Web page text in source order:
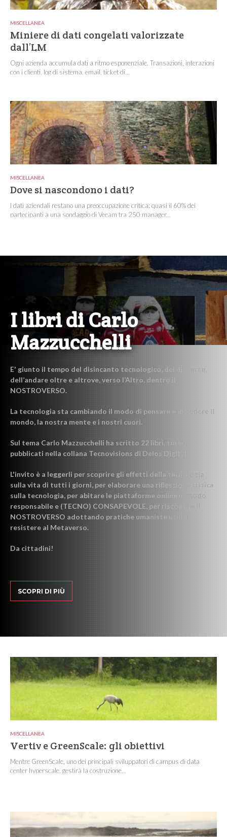
MISCELLANEA
Miniere di dati congelati valorizzate
dall’LM
Ogni azienda accumula dati a ritmo esponenziale. Transazioni, interazioni
con i clienti, log di sistema, email, ticket di...
MISCELLANEA
Dove si nascondono i dati?
I dati aziendali restano una preoccupazione critica: quasi il 60% dei
partecipanti a una sondaggio di Veeam tra 250 manager...
I libri di Carlo
Mazzucchelli
E' giunto il tempo del disincanto tecnologico, del distacco,
dell’andare oltre e altrove, verso l’Altro, dentro il
NOSTROVERSO.
La tecnologia sta cambiando il modo di pensare e di vedere il
mondo, la nostra mente e i nostri cuori.
Sul tema Carlo Mazzucchelli ha scritto 22 libri, tutti
pubblicati nella collana Tecnovisions di Delos Digital.
L'invito è a leggerli per scoprire gli effetti della tecnologia
sulla vita di tutti i giorni, per elaborare una riflessione critica
sulla tecnologia, per abitare le piattaforme online in modo
responsabile e (TECNO) CONSAPEVOLE, per riscoprire il
NOSTROVERSO adottando pratiche umaniste utili a
resistere al Metaverso.
Da cittadini!
SCOPRI DI PIÙ
MISCELLANEA
Vertiv e GreenScale: gli obiettivi
Mentre GreenScale, uno dei principali sviluppatori di campus di data
center hyperscale, gestirà la costruzione...